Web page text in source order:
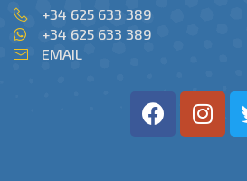
+34 625 633 389
+34 625 633 389
EMAIL